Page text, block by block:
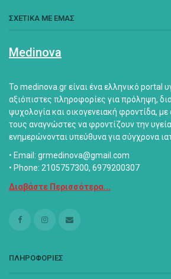
ΣΧΕΤΙΚΑ ΜΕ ΕΜΑΣ
Medinova
Το medinova.gr είναι ένα ελληνικό portal
αξιόπιστες πληροφορίες για πρόληψη,
ψυχολογία και οικογενειακή φροντίδα,
τους αναγνώστες να φροντίζουν την
ενημερώνονται υπεύθυνα για σύγχρονα
• Email: grmedinova@gmail.com
• Phone: 2105757300, 6979200307
Διαβάστε Περισσότερα...
ΠΛΗΡΟΦΟΡΙΕΣ